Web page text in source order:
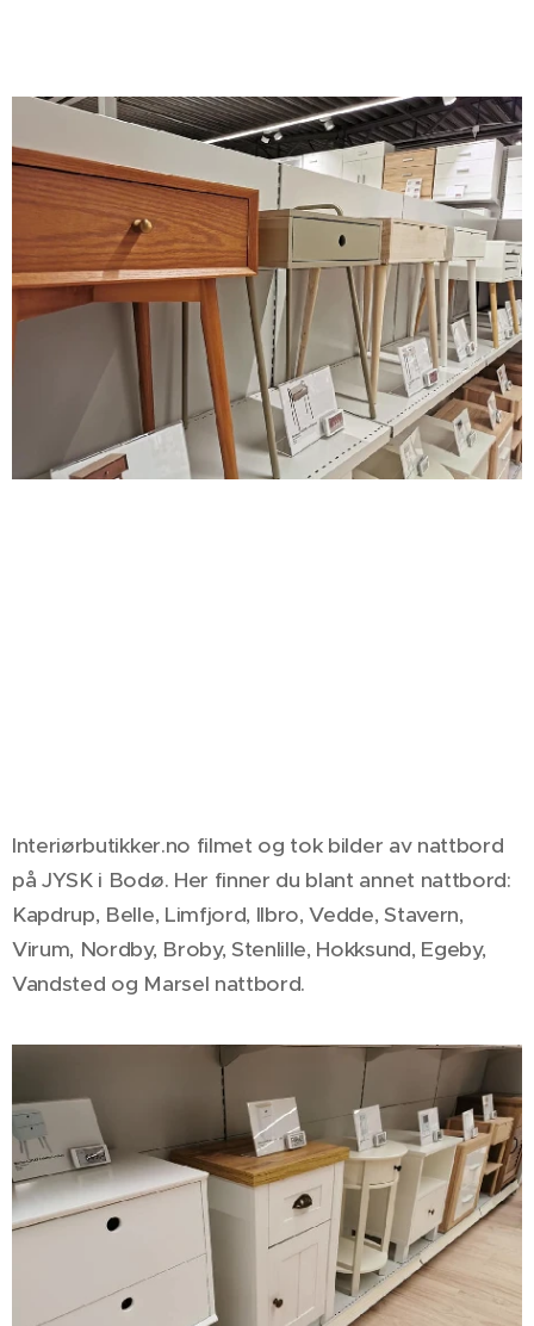
Interiørbutikker.no filmet og tok bilder av nattbord
på JYSK i Bodø. Her finner du blant annet nattbord:
Kapdrup, Belle, Limfjord, Ilbro, Vedde, Stavern,
Virum, Nordby, Broby, Stenlille, Hokksund, Egeby,
Vandsted og Marsel nattbord.